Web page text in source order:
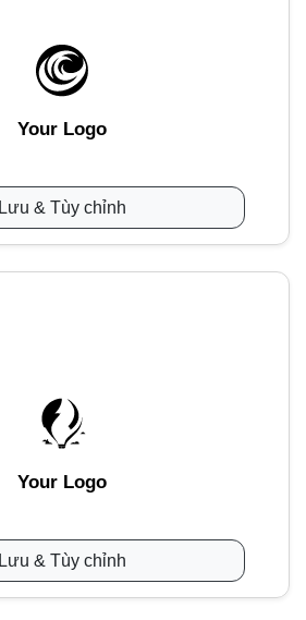
Your Logo
Lưu & Tùy chỉnh
Your Logo
Lưu & Tùy chỉnh